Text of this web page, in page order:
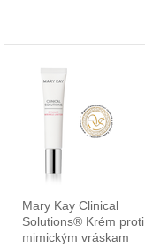
Mary Kay Clinical
Solutions® Krém proti
mimickým vráskam